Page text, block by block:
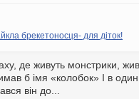
брекетоносця- для діток!
де живуть монстрики,
б імя «колобок» І в
він до...